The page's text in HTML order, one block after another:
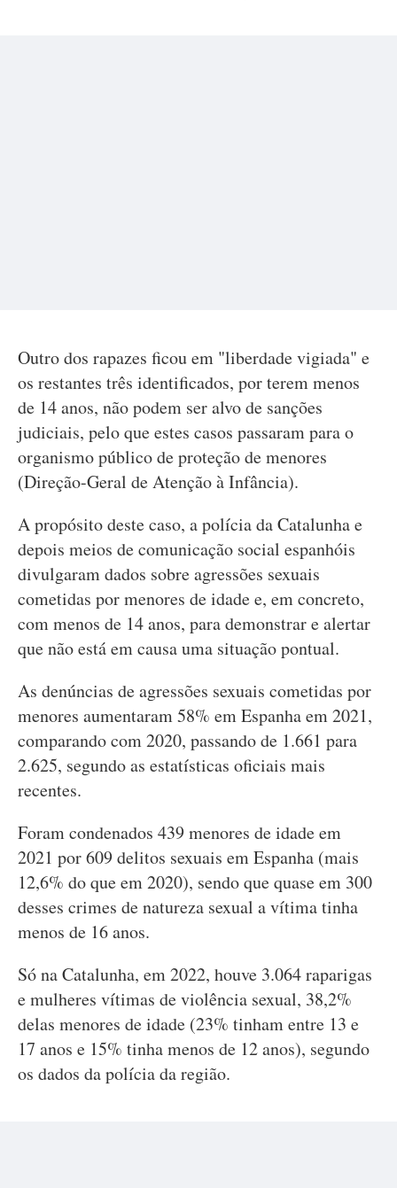
Outro dos rapazes ficou em "liberdade vigiada" e
os restantes três identificados, por terem menos
de 14 anos, não podem ser alvo de sanções
judiciais, pelo que estes casos passaram para o
organismo público de proteção de menores
(Direção-Geral de Atenção à Infância).
A propósito deste caso, a polícia da Catalunha e
depois meios de comunicação social espanhóis
divulgaram dados sobre agressões sexuais
cometidas por menores de idade e, em concreto,
com menos de 14 anos, para demonstrar e alertar
que não está em causa uma situação pontual.
As denúncias de agressões sexuais cometidas por
menores aumentaram 58% em Espanha em 2021,
comparando com 2020, passando de 1.661 para
2.625, segundo as estatísticas oficiais mais
recentes.
Foram condenados 439 menores de idade em
2021 por 609 delitos sexuais em Espanha (mais
12,6% do que em 2020), sendo que quase em 300
desses crimes de natureza sexual a vítima tinha
menos de 16 anos.
Só na Catalunha, em 2022, houve 3.064 raparigas
e mulheres vítimas de violência sexual, 38,2%
delas menores de idade (23% tinham entre 13 e
17 anos e 15% tinha menos de 12 anos), segundo
os dados da polícia da região.